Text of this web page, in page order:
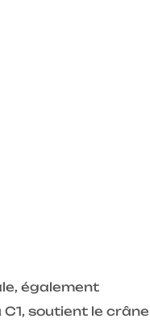
également
C1, soutient le crâne